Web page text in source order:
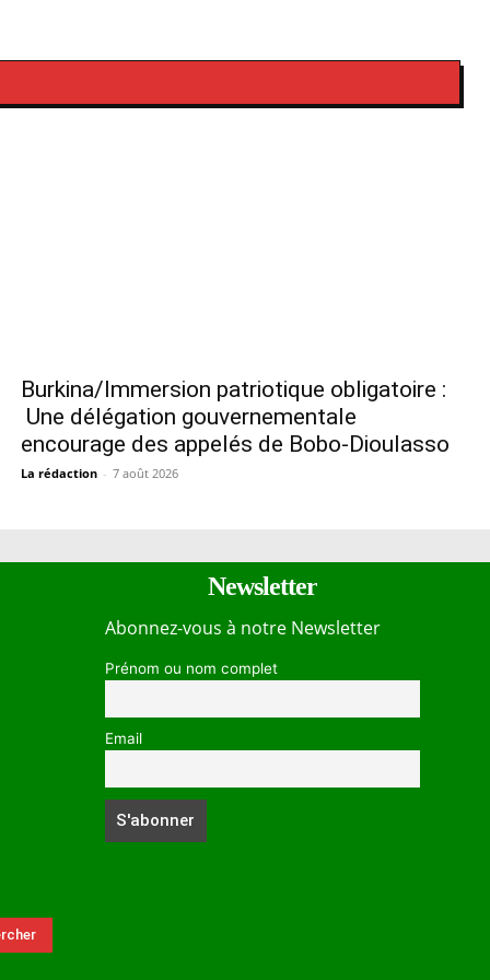
Burkina/Immersion patriotique obligatoire :
Une délégation gouvernementale
encourage des appelés de Bobo-Dioulasso
La rédaction - 7 août 2026
Newsletter
Abonnez-vous à notre Newsletter
Prénom ou nom complet
Email